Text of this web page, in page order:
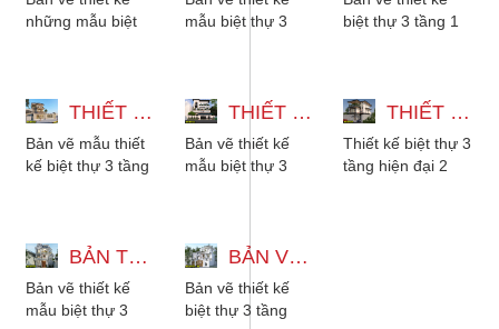
những mẫu biệt
mẫu biệt thự 3
phong cách tân...
biệt thự 3 tầng 1
với...
THIẾT KẾ BIỆT THỰ 3 TẦNG 2 MẶT TIỀN - 5 PHÒNG NGỦ MÁI NHẬT
Bản vẽ mẫu thiết
kế biệt thự 3 tầng
đình...
THIẾT KẾ MẪU BIỆT THỰ 3 TẦNG 15X27M CÓ HẦM XE VÀ THANG MÁY
Bản vẽ thiết kế
mẫu biệt thự 3
phù hợp...
THIẾT KẾ BIỆT THỰ 3 TẦNG HIỆN ĐẠI - 2 PHÒNG NGỦ CÓ SÂN THƯỢNG
Thiết kế biệt thự 3
tầng hiện đại 2
BẢN THIẾT KẾ MẪU BIỆT THỰ 3 TẦNG TÂN CỔ ĐIỂN ĐẸP KÈM NỘI THẤT
Bản vẽ thiết kế
mẫu biệt thự 3
BẢN VẼ THIẾT KẾ BIỆT THỰ 3 TẦNG MÁI NHẬT TÂN CỔ ĐIỂN 3 PHÒNG NGỦ
Bản vẽ thiết kế
biệt thự 3 tầng